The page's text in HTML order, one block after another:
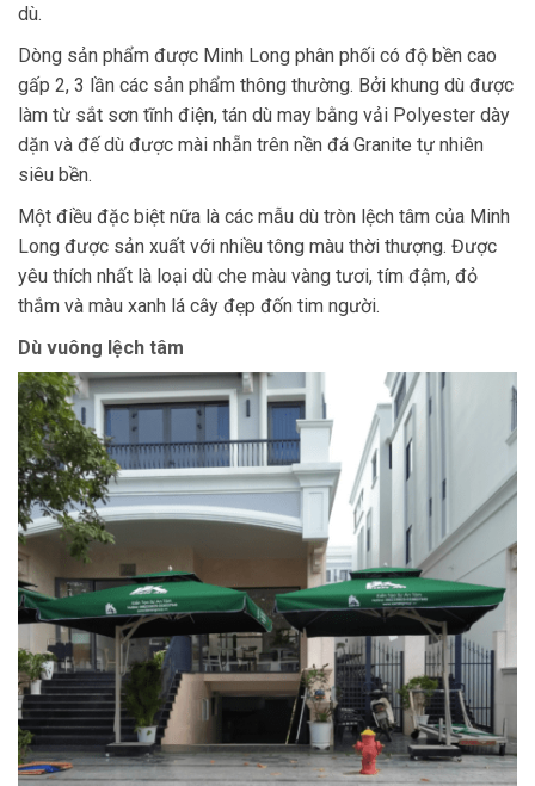
dù.
Dòng sản phẩm được Minh Long phân phối có độ bền cao
gấp 2, 3 lần các sản phẩm thông thường. Bởi khung dù được
làm từ sắt sơn tĩnh điện, tán dù may bằng vải Polyester dày
dặn và đế dù được mài nhẵn trên nền đá Granite tự nhiên
siêu bền.
Một điều đặc biệt nữa là các mẫu dù tròn lệch tâm của Minh
Long được sản xuất với nhiều tông màu thời thượng. Được
yêu thích nhất là loại dù che màu vàng tươi, tím đậm, đỏ
thắm và màu xanh lá cây đẹp đốn tim người.
Dù vuông lệch tâm